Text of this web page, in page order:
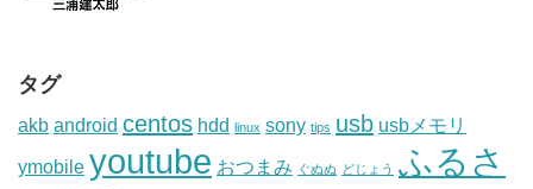
タグ
akb android centos hdd linux sony tips usb usbメモリ
ymobile youtube おつまみ ぐぬぬ どじょう ふるさ